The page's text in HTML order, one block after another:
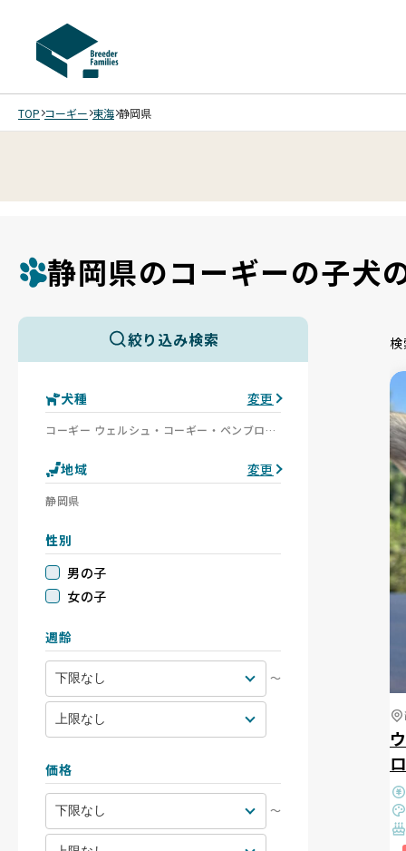
TOP コーギー 東海 静岡県
静岡県のコーギーの子犬
絞り込み検索
犬種 変更
コーギー ウェルシュ・コーギー・ペンブローク ウェルシュ・コーギー・カーディガン
地域 変更
静岡県
性別
男の子
女の子
週齢
〜
価格
〜